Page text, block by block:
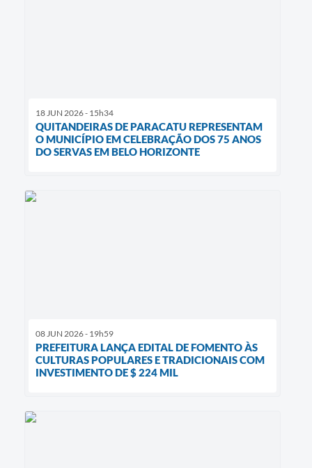
18 JUN 2026 - 15h34
QUITANDEIRAS DE PARACATU REPRESENTAM
O MUNICÍPIO EM CELEBRAÇÃO DOS 75 ANOS
DO SERVAS EM BELO HORIZONTE
08 JUN 2026 - 19h59
PREFEITURA LANÇA EDITAL DE FOMENTO ÀS
CULTURAS POPULARES E TRADICIONAIS COM
INVESTIMENTO DE $ 224 MIL